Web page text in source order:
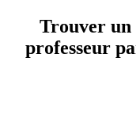
Trouver un
professeur